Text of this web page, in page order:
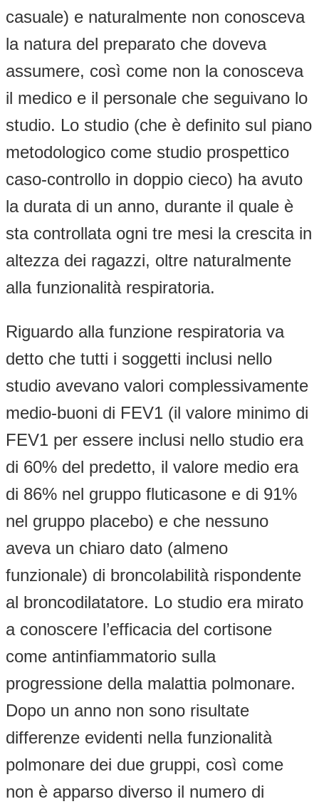
casuale) e naturalmente non conosceva
la natura del preparato che doveva
assumere, così come non la conosceva
il medico e il personale che seguivano lo
studio. Lo studio (che è definito sul piano
metodologico come studio prospettico
caso-controllo in doppio cieco) ha avuto
la durata di un anno, durante il quale è
sta controllata ogni tre mesi la crescita in
altezza dei ragazzi, oltre naturalmente
alla funzionalità respiratoria.
Riguardo alla funzione respiratoria va
detto che tutti i soggetti inclusi nello
studio avevano valori complessivamente
medio-buoni di FEV1 (il valore minimo di
FEV1 per essere inclusi nello studio era
di 60% del predetto, il valore medio era
di 86% nel gruppo fluticasone e di 91%
nel gruppo placebo) e che nessuno
aveva un chiaro dato (almeno
funzionale) di broncolabilità rispondente
al broncodilatatore. Lo studio era mirato
a conoscere l’efficacia del cortisone
come antinfiammatorio sulla
progressione della malattia polmonare.
Dopo un anno non sono risultate
differenze evidenti nella funzionalità
polmonare dei due gruppi, così come
non è apparso diverso il numero di